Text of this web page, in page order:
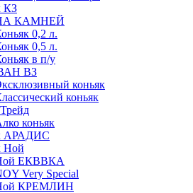
КЗ
КАМНЕЙ
0,2 л.
0,5 л.
в п/у
ВЗ
коньяк
коньяк
коньяк
АРАДИС
Ной
ЕКВВКА
Very Special
КРЕМЛИН